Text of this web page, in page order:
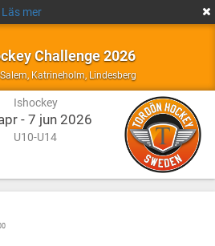
Läs mer
Challenge 2026
Ishockey
Salem, Katrineholm, LindesbergSalem,
Katrineholm,
Lindesberg
Ishockey
- 7 jun 2026
U10-U14